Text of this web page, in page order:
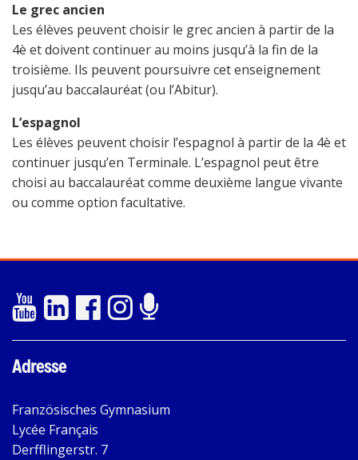
Le grec ancien
Les élèves peuvent choisir le grec ancien à partir de la
4è et doivent continuer au moins jusqu’à la fin de la
troisième. Ils peuvent poursuivre cet enseignement
jusqu’au baccalauréat (ou l’Abitur).
L’espagnol
Les élèves peuvent choisir l’espagnol à partir de la 4è et
continuer jusqu’en Terminale. L’espagnol peut être
choisi au baccalauréat comme deuxième langue vivante
ou comme option facultative.
Adresse
Französisches Gymnasium
Lycée Français
Derfflingerstr. 7